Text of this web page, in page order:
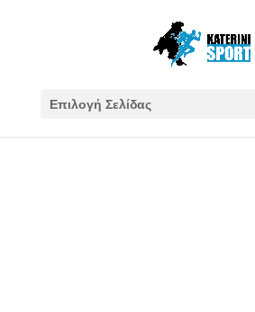
Επιλογή Σελίδας